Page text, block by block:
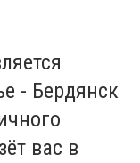
- Бердянск
вас в